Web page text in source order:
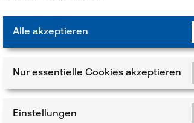
Mit dem
Arbeit im
Alle akzeptieren
Nur essentielle Cookies akzeptieren
Einstellungen